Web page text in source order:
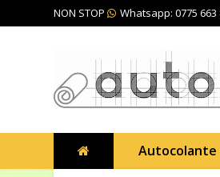
NON STOP Whatsapp: 0775 663
Autocolante